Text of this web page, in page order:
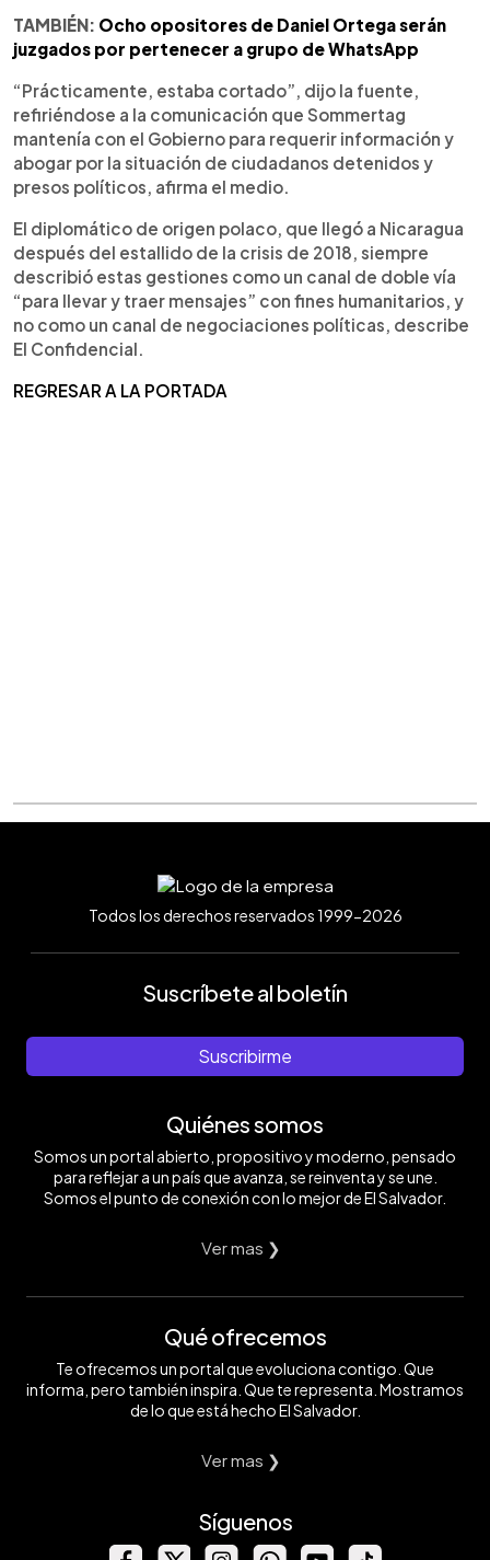
TAMBIÉN: Ocho opositores de Daniel Ortega serán
juzgados por pertenecer a grupo de WhatsApp
“Prácticamente, estaba cortado”, dijo la fuente,
refiriéndose a la comunicación que Sommertag
mantenía con el Gobierno para requerir información y
abogar por la situación de ciudadanos detenidos y
presos políticos, afirma el medio.
El diplomático de origen polaco, que llegó a Nicaragua
después del estallido de la crisis de 2018, siempre
describió estas gestiones como un canal de doble vía
“para llevar y traer mensajes” con fines humanitarios, y
no como un canal de negociaciones políticas, describe
El Confidencial.
REGRESAR A LA PORTADA
Todos los derechos reservados 1999-2026
Suscríbete al boletín
Suscribirme
Quiénes somos
Somos un portal abierto, propositivo y moderno, pensado
para reflejar a un país que avanza, se reinventa y se une.
Somos el punto de conexión con lo mejor de El Salvador.
Ver mas ❯
Qué ofrecemos
Te ofrecemos un portal que evoluciona contigo. Que
informa, pero también inspira. Que te representa. Mostramos
de lo que está hecho El Salvador.
Ver mas ❯
Síguenos